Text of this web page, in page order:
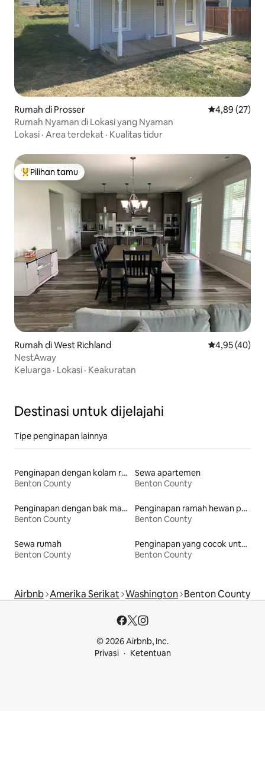
Rumah di Prosser Nilai rata-rata
4,89 (27)
Rumah Nyaman di Lokasi yang Nyaman
Lokasi · Area terdekat · Kualitas tidur
Pilihan tamu terpopuler
Pilihan tamu
Rumah di West Richland Nilai rata-rata
4,95 (40)
NestAway
Keluarga · Lokasi · Keakuratan
Destinasi untuk dijelajahi
Tipe penginapan lainnya
Penginapan dengan kolam renang
Benton County
Sewa apartemen
Benton County
Penginapan dengan bak mandi air panas
Benton County
Penginapan ramah hewan peliharaan
Benton County
Sewa rumah
Benton County
Penginapan yang cocok untuk keluarga
Benton County
Airbnb Amerika Serikat Washington Benton County
© 2026 Airbnb, Inc.
Privasi
Ketentuan